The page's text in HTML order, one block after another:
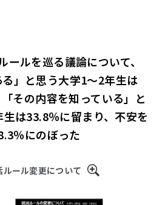
ールを巡る議論について、
る」と思う大学1～2年生は
その内容を知っている」と
は33.8％に留まり、不安を
％にのぼった
ルール変更について